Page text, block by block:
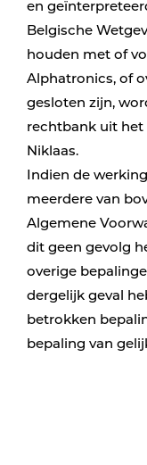
en
Belgische
houden met of
Alphatronics, of
gesloten zijn,
rechtbank uit het
Niklaas.
Indien de
meerdere van
Algemene
dit geen gevolg
overige
dergelijk geval
betrokken
bepaling van